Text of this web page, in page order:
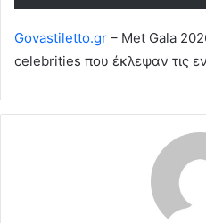
Govastiletto.gr – Met Gala
celebrities που έκλεψαν τις